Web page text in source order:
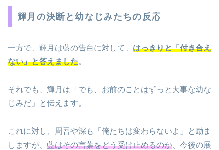
輝月の決断と幼なじみたちの反応
一方で、輝月は藍の告白に対して、 はっきりと「付き合え
ない」と答えました。
それでも、輝月は「でも、お前のことはずっと大事な幼な
じみだ」と伝えます。
これに対し、周吾や深も「俺たちは変わらないよ」と励ま
しますが、 藍はその言葉をどう受け止めるのか 、今後の展